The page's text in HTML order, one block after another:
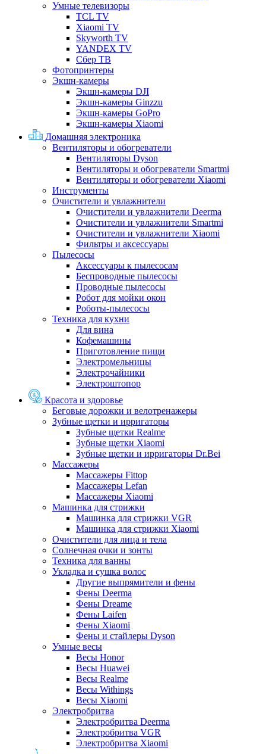
Умные телевизоры
TCL TV
Xiaomi TV
Skyworth TV
YANDEX TV
Сбер ТВ
Фотопринтеры
Экшн-камеры
Экшн-камеры DJI
Экшн-камеры Ginzzu
Экшн-камеры GoPro
Экшн-камеры Xiaomi
Домашняя электроника
Вентиляторы и обогреватели
Вентиляторы Dyson
Вентиляторы и обогреватели Smartmi
Вентиляторы и обогреватели Xiaomi
Инструменты
Очистители и увлажнители
Очистители и увлажнители Deerma
Очистители и увлажнители Smartmi
Очистители и увлажнители Xiaomi
Фильтры и аксессуары
Пылесосы
Аксессуары к пылесосам
Беспроводные пылесосы
Проводные пылесосы
Робот для мойки окон
Роботы-пылесосы
Техника для кухни
Для вина
Кофемашины
Приготовление пищи
Электромельницы
Электрочайники
Электроштопор
Красота и здоровье
Беговые дорожки и велотренажеры
Зубные щетки и ирригаторы
Зубные щетки Realme
Зубные щетки Xiaomi
Зубные щетки и ирригаторы Dr.Bei
Массажеры
Массажеры Fittop
Массажеры Lefan
Массажеры Xiaomi
Машинка для стрижки
Машинка для стрижки VGR
Машинка для стрижки Xiaomi
Очистители для лица и тела
Солнечная очки и зонты
Техника для ванны
Укладка и сушка волос
Другие выпрямители и фены
Фены Deerma
Фены Dreame
Фены Laifen
Фены Xiaomi
Фены и стайлеры Dyson
Умные весы
Весы Honor
Весы Huawei
Весы Realme
Весы Withings
Весы Xiaomi
Электробритва
Электробритва Deerma
Электробритва VGR
Электробритва Xiaomi